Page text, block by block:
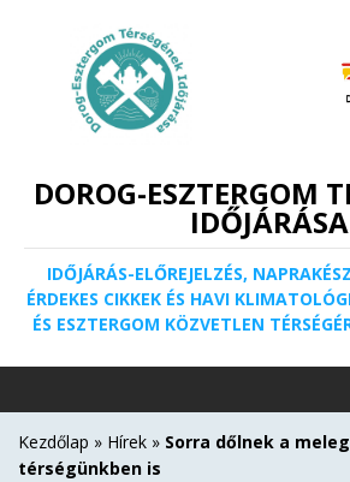
DOROG-ESZTERGOM
IDŐJÁRÁSA
IDŐJÁRÁS-ELŐREJELZÉS,
ÉRDEKES CIKKEK ÉS HAVI
ÉS ESZTERGOM KÖZVETLEN
Kezdőlap » Hírek » Sorra dőlnek a
térségünkben is